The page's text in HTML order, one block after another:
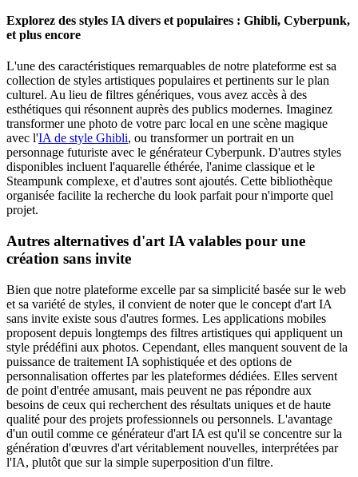
Explorez des styles IA divers et populaires : Ghibli, Cyberpunk,
et plus encore
L'une des caractéristiques remarquables de notre plateforme est sa
collection de styles artistiques populaires et pertinents sur le plan
culturel. Au lieu de filtres génériques, vous avez accès à des
esthétiques qui résonnent auprès des publics modernes. Imaginez
transformer une photo de votre parc local en une scène magique
avec l'IA de style Ghibli, ou transformer un portrait en un
personnage futuriste avec le générateur Cyberpunk. D'autres styles
disponibles incluent l'aquarelle éthérée, l'anime classique et le
Steampunk complexe, et d'autres sont ajoutés. Cette bibliothèque
organisée facilite la recherche du look parfait pour n'importe quel
projet.
Autres alternatives d'art IA valables pour une
création sans invite
Bien que notre plateforme excelle par sa simplicité basée sur le web
et sa variété de styles, il convient de noter que le concept d'art IA
sans invite existe sous d'autres formes. Les applications mobiles
proposent depuis longtemps des filtres artistiques qui appliquent un
style prédéfini aux photos. Cependant, elles manquent souvent de la
puissance de traitement IA sophistiquée et des options de
personnalisation offertes par les plateformes dédiées. Elles servent
de point d'entrée amusant, mais peuvent ne pas répondre aux
besoins de ceux qui recherchent des résultats uniques et de haute
qualité pour des projets professionnels ou personnels. L'avantage
d'un outil comme ce générateur d'art IA est qu'il se concentre sur la
génération d'œuvres d'art véritablement nouvelles, interprétées par
l'IA, plutôt que sur la simple superposition d'un filtre.